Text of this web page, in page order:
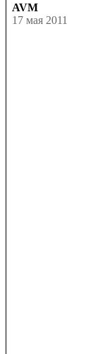
AVM
17 мая 2011